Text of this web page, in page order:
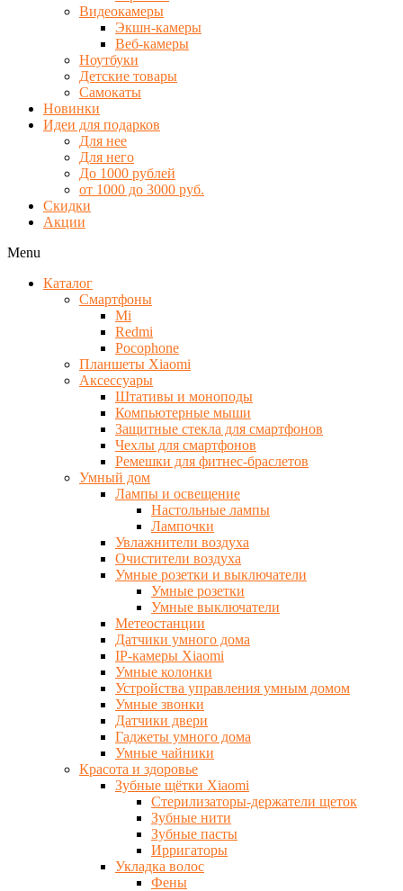
Видеокамеры
Экшн-камеры
Веб-камеры
Ноутбуки
Детские товары
Самокаты
Новинки
Идеи для подарков
Для нее
Для него
До 1000 рублей
от 1000 до 3000 руб.
Скидки
Акции
Menu
Каталог
Смартфоны
Mi
Redmi
Pocophone
Планшеты Xiaomi
Аксессуары
Штативы и моноподы
Компьютерные мыши
Защитные стекла для смартфонов
Чехлы для смартфонов
Ремешки для фитнес-браслетов
Умный дом
Лампы и освещение
Настольные лампы
Лампочки
Увлажнители воздуха
Очистители воздуха
Умные розетки и выключатели
Умные розетки
Умные выключатели
Метеостанции
Датчики умного дома
IP-камеры Xiaomi
Умные колонки
Устройства управления умным домом
Умные звонки
Датчики двери
Гаджеты умного дома
Умные чайники
Красота и здоровье
Зубные щётки Xiaomi
Стерилизаторы-держатели щеток
Зубные нити
Зубные пасты
Ирригаторы
Укладка волос
Фены